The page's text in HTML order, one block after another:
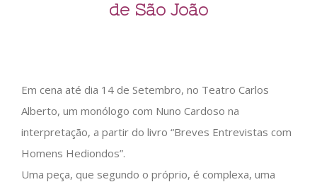
de São João
Em cena até dia 14 de Setembro, no Teatro Carlos
Alberto, um monólogo com Nuno Cardoso na
interpretação, a partir do livro “Breves Entrevistas com
Homens Hediondos”.
Uma peça, que segundo o próprio, é complexa, uma